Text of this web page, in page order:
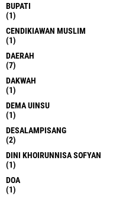
BUPATI
(1)
CENDIKIAWAN MUSLIM
(1)
DAERAH
(7)
DAKWAH
(1)
DEMA UINSU
(1)
DESALAMPISANG
(2)
DINI KHOIRUNNISA SOFYAN
(1)
DOA
(1)